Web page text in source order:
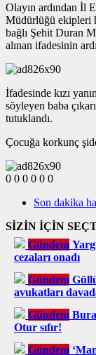
Olayın ardından İl
Müdürlüğü ekipleri
bağlı Şehit Duran
alınan ifadesinin
İfadesinde kızı
söyleyen baba
tutuklandı.
Çocuğa korkunç
0 0 0 0 0 0
Son dakika
SİZİN İÇİN
Gündem
cezaları onadı
Gündem
avukatları
Gündem
Otur sıfır!
Gündem